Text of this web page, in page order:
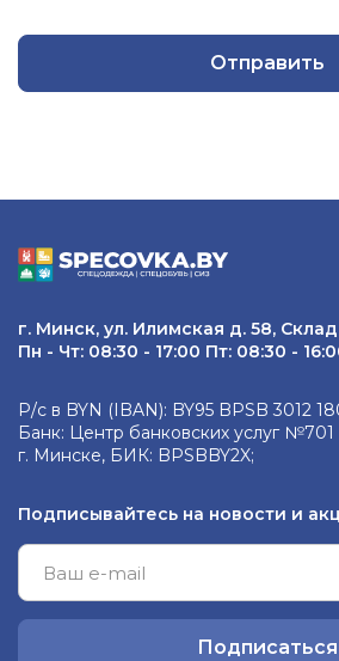
Отправить
г. Минск, ул. Илимская д. 58,
Пн - Чт: 08:30 - 17:00 Пт: 08:30 -
Р/с в BYN (IBAN): BY95 BPSB 3012
Банк: Центр банковских услуг
г. Минске, БИК: BPSBBY2X;
Подписывайтесь на новости и
Подписаться